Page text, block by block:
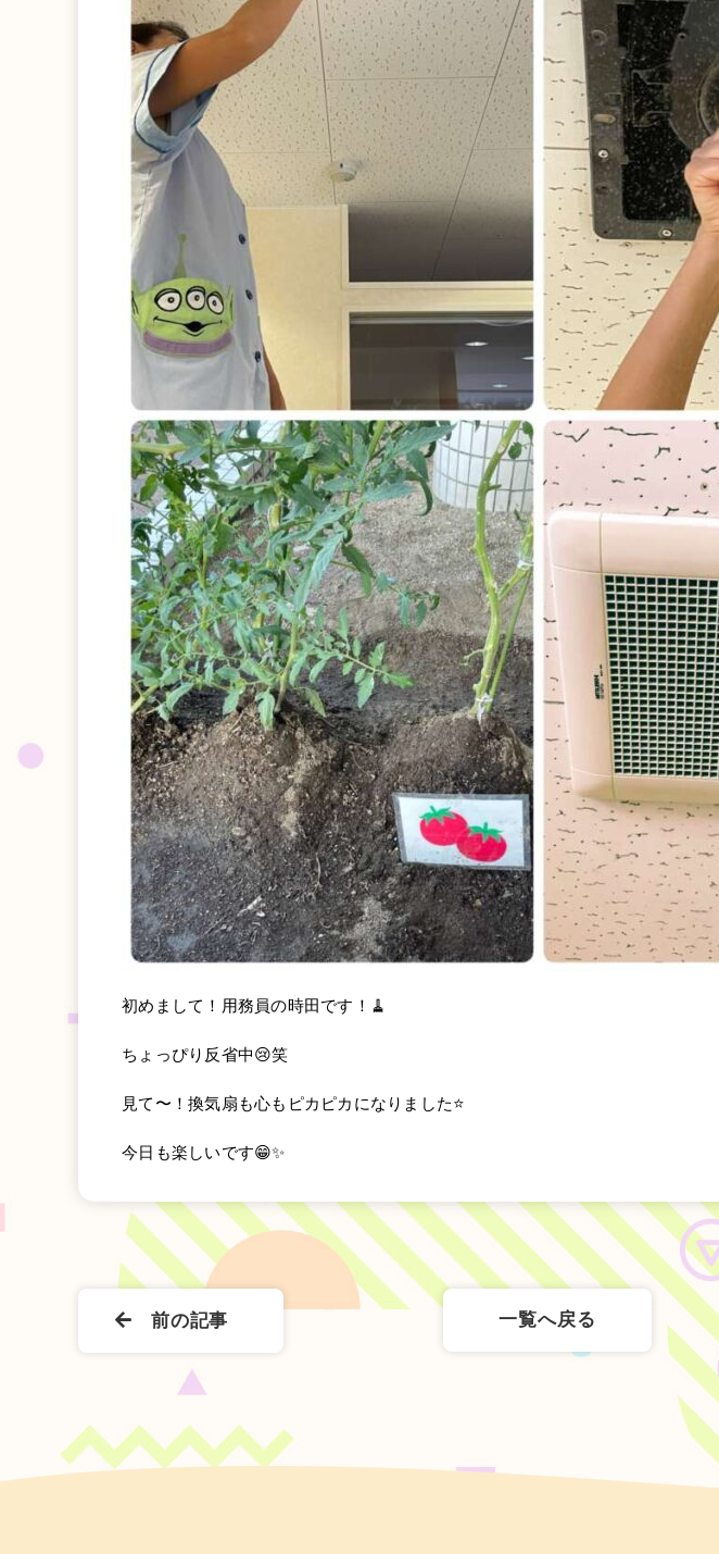
初めまして！用務員の時田です！🧹
ちょっぴり反省中😢笑
見て〜！換気扇も心もピカピカになりました⭐️
今日も楽しいです😁✨
一覧へ戻る
前の記事